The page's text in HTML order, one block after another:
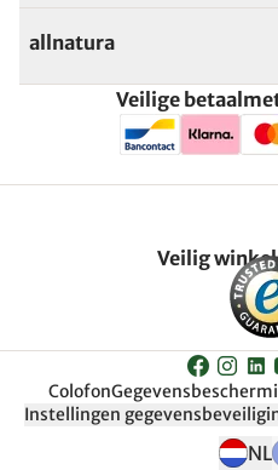
allnatura
Veilige
Veilig
Colofon
Instellingen
NL